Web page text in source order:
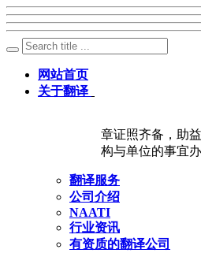
网站首页
关于翻译
章证照齐备，助
构与单位的事宜办
翻译服务
公司介绍
NAATI
行业资讯
有资质的翻译公司